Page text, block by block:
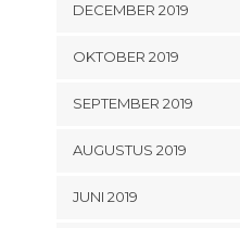
DECEMBER 2019
OKTOBER 2019
SEPTEMBER 2019
AUGUSTUS 2019
JUNI 2019